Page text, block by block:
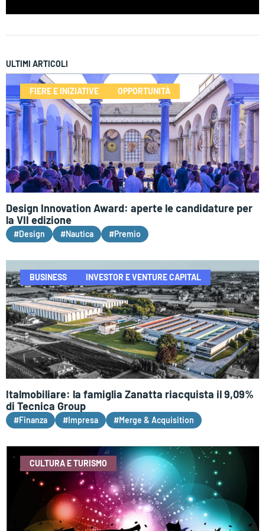
ULTIMI ARTICOLI
FIERE E INIZIATIVE OPPORTUNITÀ
Design Innovation Award: aperte le candidature per
la VII edizione
#Design #Nautica #Premio
BUSINESS INVESTOR E VENTURE CAPITAL
Italmobiliare: la famiglia Zanatta riacquista il 9,09%
di Tecnica Group
#Finanza #Impresa #Merge & Acquisition
CULTURA E TURISMO